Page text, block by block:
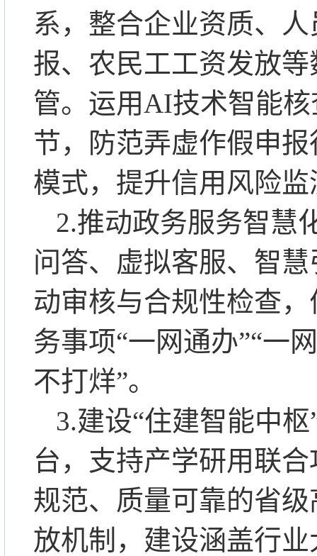
系，整合企业资质、
报、农民工工资发放
管。运用AI技术智能
节，防范弄虚作假申
模式，提升信用风险
2.推动政务服务智慧
问答、虚拟客服、智
动审核与合规性检查
务事项“一网通办”“一
不打烊”。
3.建设“住建智能中
台，支持产学研用联
规范、质量可靠的省
放机制，建设涵盖行